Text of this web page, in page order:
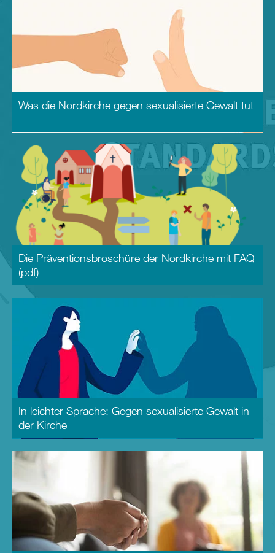
Was die Nordkirche gegen sexualisierte Gewalt tut
Die Präventionsbroschüre der Nordkirche mit FAQ
(pdf)
In leichter Sprache: Gegen sexualisierte Gewalt in
der Kirche